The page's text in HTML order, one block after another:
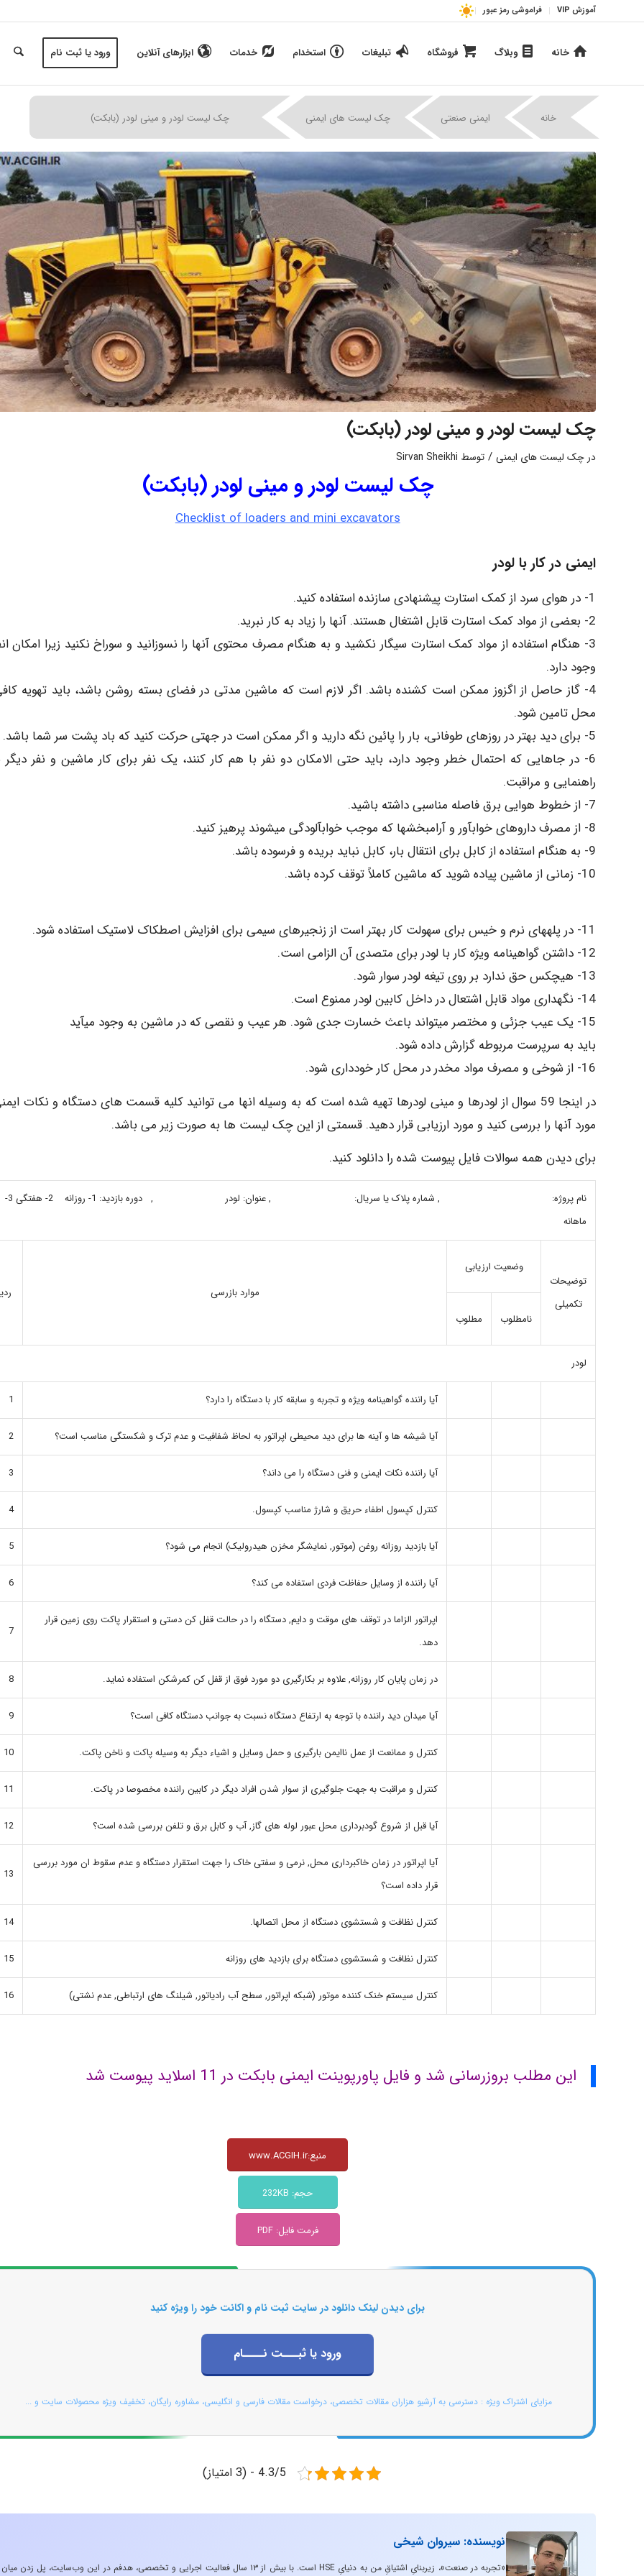
آموزش VIP فراموشی رمز عبور
خانه وبلاگ فروشگاه تبلیغات استخدام خدمات ابزارهای آنلاین ورود یا ثبت نام
خانه ایمنی صنعتی | چک لیست های ایمنی چک لیست لودر و مینی لودر (بابکت)
چک لیست لودر و مینی لودر (بابکت)
درچک لیست های ایمنی / توسط Sirvan Sheikhi
چک لیست لودر و مینی لودر (بابکت)
Checklist of loaders and mini excavators
ایمنی در کار با لودر
1- در هوای سرد از کمک استارت پیشنهادی سازنده استفاده کنید.
2- بعضی از مواد کمک استارت قابل اشتغال هستند. آنها را زیاد به کار نبرید.
3- هنگام استفاده از مواد کمک استارت سیگار نکشید و به هنگام مصرف محتوی آنها را نسوزانید و سوراخ نکنید زیرا امکان
وجود دارد.
4- گاز حاصل از اگزوز ممکن است کشنده باشد. اگر لازم است که ماشین مدتی در فضای بسته روشن باشد، باید تهویه
محل تامین شود.
5- برای دید بهتر در روزهای طوفانی، بار را پائین نگه دارید و اگر ممکن است در جهتی حرکت کنید که باد پشت سر شما باشد.
6- در جاهایی که احتمال خطر وجود دارد، باید حتی الامکان دو نفر با هم کار کنند، یک نفر برای کار ماشین و نفر دیگر
راهنمایی و مراقبت.
7- از خطوط هوایی برق فاصله مناسبی داشته باشید.
8- از مصرف داروهای خوابآور و آرامبخشها که موجب خوابآلودگی میشوند پرهیز کنید.
9- به هنگام استفاده از کابل برای انتقال بار، کابل نباید بریده و فرسوده باشد.
10- زمانی از ماشین پیاده شوید که ماشین کاملاً توقف کرده باشد.
11- در پلههای نرم و خیس برای سهولت کار بهتر است از زنجیرهای سیمی برای افزایش اصطکاک لاستیک استفاده شود.
12- داشتن گواهینامه ویژه کار با لودر برای متصدی آن الزامی است.
13- هیچکس حق ندارد بر روی تیغه لودر سوار شود.
14- نگهداری مواد قابل اشتعال در داخل کابین لودر ممنوع است.
15- یک عیب جزئی و مختصر میتواند باعث خسارت جدی شود. هر عیب و نقصی که در ماشین به وجود میآید
باید به سرپرست مربوطه گزارش داده شود.
16- از شوخی و مصرف مواد مخدر در محل کار خودداری شود.
در اینجا 59 سوال از لودرها و مینی لودرها تهیه شده است که به وسیله انها می توانید کلیه قسمت های دستگاه و نکات
مورد آنها را بررسی کنید و مورد ارزیابی قرار دهید. قسمتی از این چک لیست ها به صورت زیر می باشد.
برای دیدن همه سوالات فایل پیوست شده را دانلود کنید.
نام پروژه: , شماره پلاک یا سریال: , عنوان: لودر , دوره بازدید: 1- روزانه  2- هفتگی 3-
ماهانه 
توضیحات
تکمیلی
وضعیت ارزیابی
موارد بازرسی
نامطلوب
مطلوب
لودر
آیا راننده گواهینامه ویژه و تجربه و سابقه کار با دستگاه را دارد؟ 1
آیا شیشه ها و آینه ها برای دید محیطی اپراتور به لحاظ شفافیت و عدم ترک و شکستگی مناسب است؟ 2
آیا راننده نکات ایمنی و فنی دستگاه را می داند؟ 3
کنترل کپسول اطفاء حریق و شارژ مناسب کپسول. 4
آیا بازدید روزانه روغن (موتور, نمایشگر مخزن هیدرولیک) انجام می شود؟ 5
آیا راننده از وسایل حفاظت فردی استفاده می کند؟ 6
اپراتور الزاما در توقف های موقت و دایم, دستگاه را در حالت قفل کن دستی و استقرار پاکت روی زمین قرار
دهد.
7
در زمان پایان کار روزانه, علاوه بر بکارگیری دو مورد فوق از قفل کن کمرشکن استفاده نماید. 8
آیا میدان دید راننده با توجه به ارتفاع دستگاه نسبت به جوانب دستگاه کافی است؟ 9
کنترل و ممانعت از عمل ناایمن بارگیری و حمل وسایل و اشیاء دیگر به وسیله پاکت و ناخن پاکت. 10
کنترل و مراقبت به جهت جلوگیری از سوار شدن افراد دیگر در کابین راننده مخصوصا در پاکت. 11
آیا قبل از شروع گودبرداری محل عبور لوله های گاز, آب و کابل برق و تلفن بررسی شده است؟ 12
آیا اپراتور در زمان خاکبرداری محل, نرمی و سفتی خاک را جهت استقرار دستگاه و عدم سقوط ان مورد بررسی
قرار داده است؟
13
کنترل نظافت و شستشوی دستگاه از محل اتصالها. 14
کنترل نظافت و شستشوی دستگاه برای بازدید های روزانه 15
کنترل سیستم خنک کننده موتور (شبکه اپراتور, سطح آب رادیاتور, شیلنگ های ارتباطی, عدم نشتی) 16
این مطلب بروزرسانی شد و فایل پاورپوینت ایمنی بابکت در 11 اسلاید پیوست شد
منبع:www.ACGIH.ir
حجم: 232KB
فرمت فایل: PDF
برای دیدن لینک دانلود در سایت ثبت نام و اکانت خود را ویژه کنید
ورود یا ثبـــت نــــام
مزایای اشتراک ویژه : دسترسی به آرشیو هزاران مقالات تخصصی، درخواست مقالات فارسی و انگلیسی، مشاوره رایگان، تخفیف ویژه محصولات سایت و ...
4.3/5 - (3 امتیاز)
نویسنده: سیروان شیخی
«تجربه در صنعت»، زیربنایِ اشتیاقِ من به دنیایِ HSE است. با بیش از ۱۳ سال فعالیت اجرایی و تخصصی، هدفم در این وب‌سایت، پل زدن میان